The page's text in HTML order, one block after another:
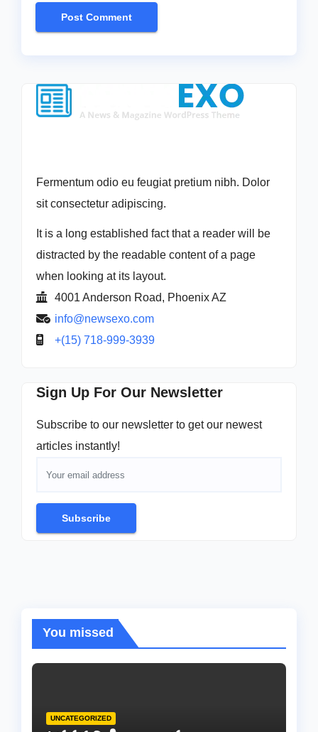
Fermentum odio eu feugiat pretium nibh. Dolor
sit consectetur adipiscing.
It is a long established fact that a reader will be
distracted by the readable content of a page
when looking at its layout.
4001 Anderson Road, Phoenix AZ
info@newsexo.com
+(15) 718-999-3939
Sign Up For Our Newsletter
Subscribe to our newsletter to get our newest
articles instantly!
Subscribe
You missed
UNCATEGORIZED